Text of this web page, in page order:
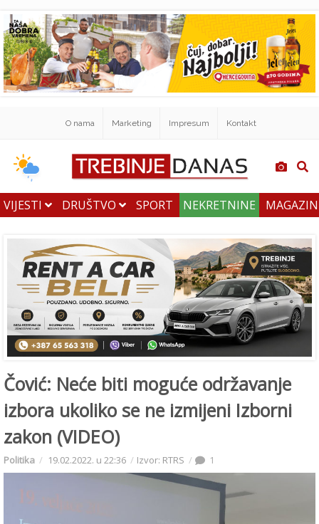
O nama Marketing Impresum Kontakt
VIJESTI DRUŠTVO SPORT NEKRETNINE
Čović: Neće biti moguće održavanje
izbora ukoliko se ne izmijeni Izborni
zakon (VIDEO)
Politika 19.02.2022. u 22:36 Izvor: RTRS 1